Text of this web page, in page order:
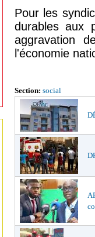
Pour les
durables aux
aggravation
l'économie
Section: social